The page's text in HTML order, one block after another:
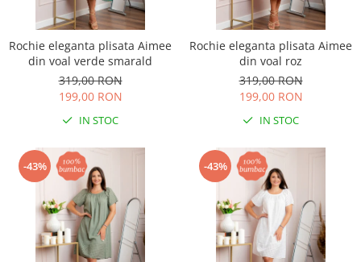
Rochie eleganta plisata Aimee
din voal verde smarald
319,00 RON
199,00 RON
IN STOC
Rochie eleganta plisata Aimee
din voal roz
319,00 RON
199,00 RON
IN STOC
-43% -43%